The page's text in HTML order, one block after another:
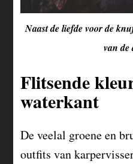
Naast de liefde voor de
van de
Flitsende
waterkant
De veelal groene en
outfits van